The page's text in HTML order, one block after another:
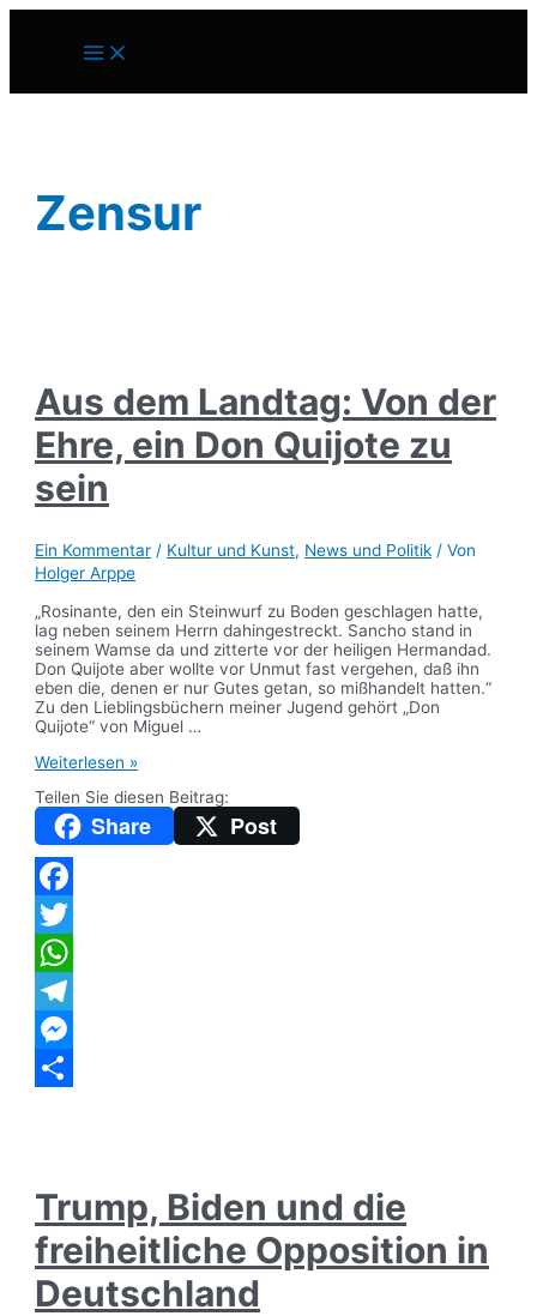
Main
Menu
Zensur
Aus dem Landtag: Von der
Ehre, ein Don Quijote zu
sein
Ein Kommentar / Kultur und Kunst, News und Politik / Von
Holger Arppe
„Rosinante, den ein Steinwurf zu Boden geschlagen hatte,
lag neben seinem Herrn dahingestreckt. Sancho stand in
seinem Wamse da und zitterte vor der heiligen Hermandad.
Don Quijote aber wollte vor Unmut fast vergehen, daß ihn
eben die, denen er nur Gutes getan, so mißhandelt hatten.“
Zu den Lieblingsbüchern meiner Jugend gehört „Don
Quijote“ von Miguel …
Aus
Landtag:
Von
der
Ehre,
ein
Don
Quijote
zu
sein
Weiterlesen »
Teilen Sie diesen Beitrag:
Share Post
Facebook
Twitter
WhatsApp
Telegram
Messenger
Trump, Biden und die
freiheitliche Opposition in
Deutschland